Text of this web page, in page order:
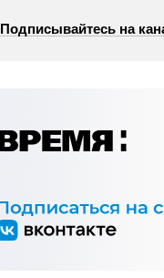
Подписывайтесь на